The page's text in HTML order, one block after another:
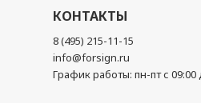
КОНТАКТЫ
8 (495) 215-11-15
info@forsign.ru
График работы: пн-пт с 09:00